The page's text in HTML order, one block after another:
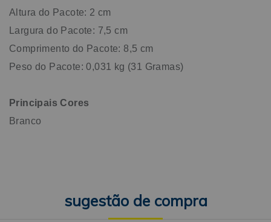
Altura do Pacote: 2 cm
Largura do Pacote: 7,5 cm
Comprimento do Pacote: 8,5 cm
Peso do Pacote: 0,031 kg (31 Gramas)
Principais Cores
Branco